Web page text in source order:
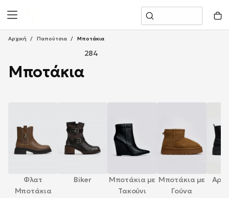
Μετάβαση
Στο
Περιεχόμενο
Αρχική / Παπούτσια / Μποτάκια
Μποτάκια
284
Φλατ
Μποτάκια
Biker
Μποτάκια με
Τακούνι
Μποτάκια με
Γούνα